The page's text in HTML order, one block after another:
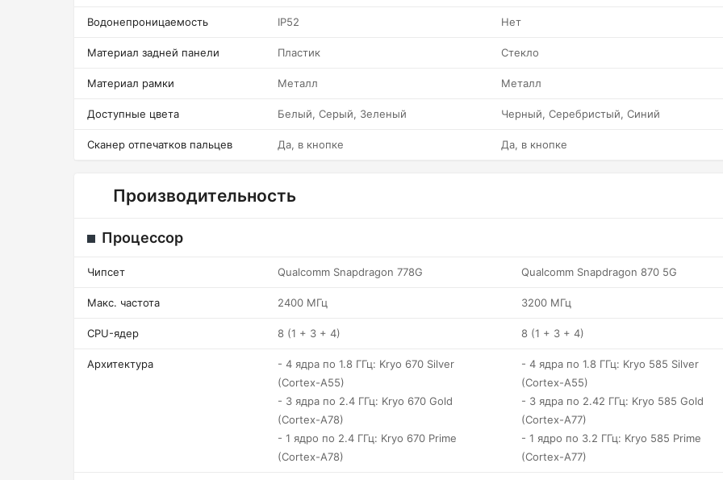
Водонепроницаемость IP52 Нет
Материал задней панели Пластик Стекло
Материал рамки Металл Металл
Доступные цвета Белый, Серый, Зеленый Черный, Серебристый, Синий
Сканер отпечатков пальцев Да, в кнопке Да, в кнопке
Производительность
Процессор
Чипсет Qualcomm Snapdragon 778G Qualcomm Snapdragon 870 5G
Макс. частота 2400 МГц 3200 МГц
CPU-ядер 8 (1 + 3 + 4) 8 (1 + 3 + 4)
Архитектура
- 4 ядра по 1.8 ГГц: Kryo 670 Silver
(Cortex-A55)
- 3 ядра по 2.4 ГГц: Kryo 670 Gold
(Cortex-A78)
- 1 ядро по 2.4 ГГц: Kryo 670 Prime
(Cortex-A78)
- 4 ядра по 1.8 ГГц: Kryo 585 Silver
(Cortex-A55)
- 3 ядра по 2.42 ГГц: Kryo 585 Gold
(Cortex-A77)
- 1 ядро по 3.2 ГГц: Kryo 585 Prime
(Cortex-A77)